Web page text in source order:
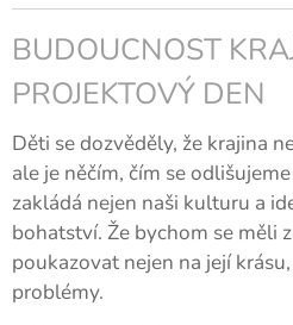
BUDOUCNOST
PROJEKTOVÝ DEN
Děti se dozvěděly, že krajina
ale je něčím, čím se
zakládá nejen naši kulturu a
bohatství. Že bychom se měli
poukazovat nejen na její
problémy.